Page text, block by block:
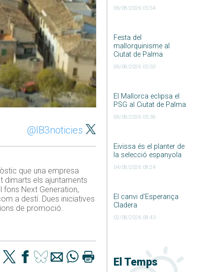
06/08/2026 05:54
Festa del
mallorquinisme al
Ciutat de Palma
06/08/2026 05:50
El Mallorca eclipsa el
PSG al Ciutat de Palma
06/08/2026 05:36
Eivissa és el planter de
la selecció espanyola
04/08/2026 08:24
El canvi d’Esperança
Cladera
02/08/2026 08:43
El Temps
@IB3noticies
que una empresa
dimarts els ajuntaments
fons Next Generation,
a destí. Dues iniciatives
de promoció.